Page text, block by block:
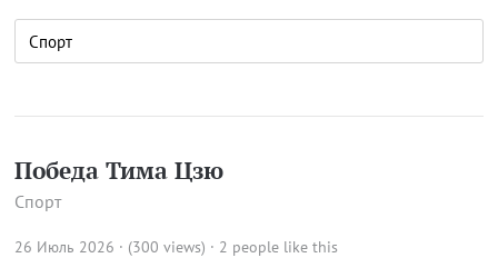
Победа Тима Цзю
Спорт
26 Июль 2026 · (300 views) · 2 people like this